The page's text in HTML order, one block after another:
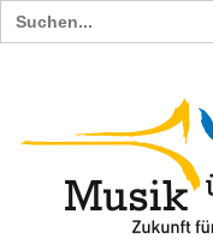
Search
for: